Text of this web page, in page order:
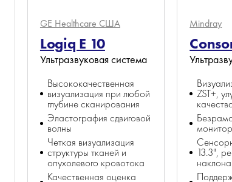
GE Healthcare США
Logiq Е 10
Ультразвуковая система
Высококачественная
визуализация при любой
глубине сканирования
Эластография сдвиговой
волны
Четкая визуализация
структуры тканей и
опухолевого кровотока
Качественная оценка
Mindray
ZST+,
13.3",
наклона